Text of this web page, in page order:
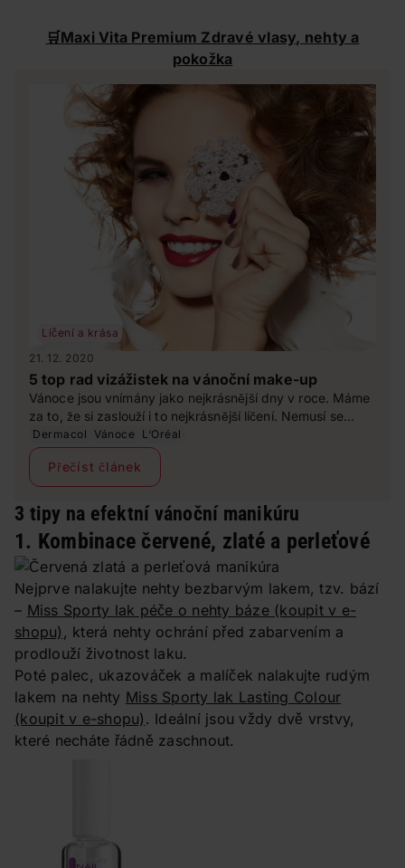
🛒Maxi Vita Premium Zdravé vlasy, nehty a
pokožka
Líčení a krása
21. 12. 2020
5 top rad vizážistek na vánoční make-up
Vánoce jsou vnímány jako nejkrásnější dny v roce. Máme
za to, že si zaslouží i to nejkrásnější líčení. Nemusí se
jednat o nic složitého ani okázalého. Zároveň se ale ani
nemusíte držet při zemi. Dovolte si díky vánočnímu make-
upu zářit stejně jako dětské oči u stromečku. Oslovili jsme
5 odbornic na ženskou krásu, aby se s námi podělily o
své tipy, jak se hezky nalíčit a upravit.
Dermacol Vánoce L‘Oréal
Přečíst článek
3 tipy na efektní vánoční manikúru
1. Kombinace červené, zlaté a perleťové
Nejprve nalakujte nehty bezbarvým lakem, tzv. bází
– Miss Sporty lak péče o nehty báze(koupit v e-
shopu) , která nehty ochrání před zabarvením a
prodlouží životnost laku.
Poté palec, ukazováček a malíček nalakujte rudým
lakem na nehty Miss Sporty lak Lasting Colour
(koupit v e-shopu) . Ideální jsou vždy dvě vrstvy,
které necháte řádně zaschnout.